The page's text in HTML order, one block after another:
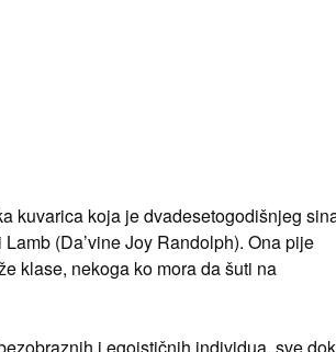
kuvarica koja je dvadesetogodišnjeg
(Da’vine Joy Randolph). Ona pije
klase, nekoga ko mora da šuti na